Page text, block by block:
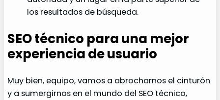
los resultados de búsqueda.
SEO técnico para una mejor
experiencia de usuario
Muy bien, equipo, vamos a abrocharnos el cinturón
y a sumergirnos en el mundo del SEO técnico,